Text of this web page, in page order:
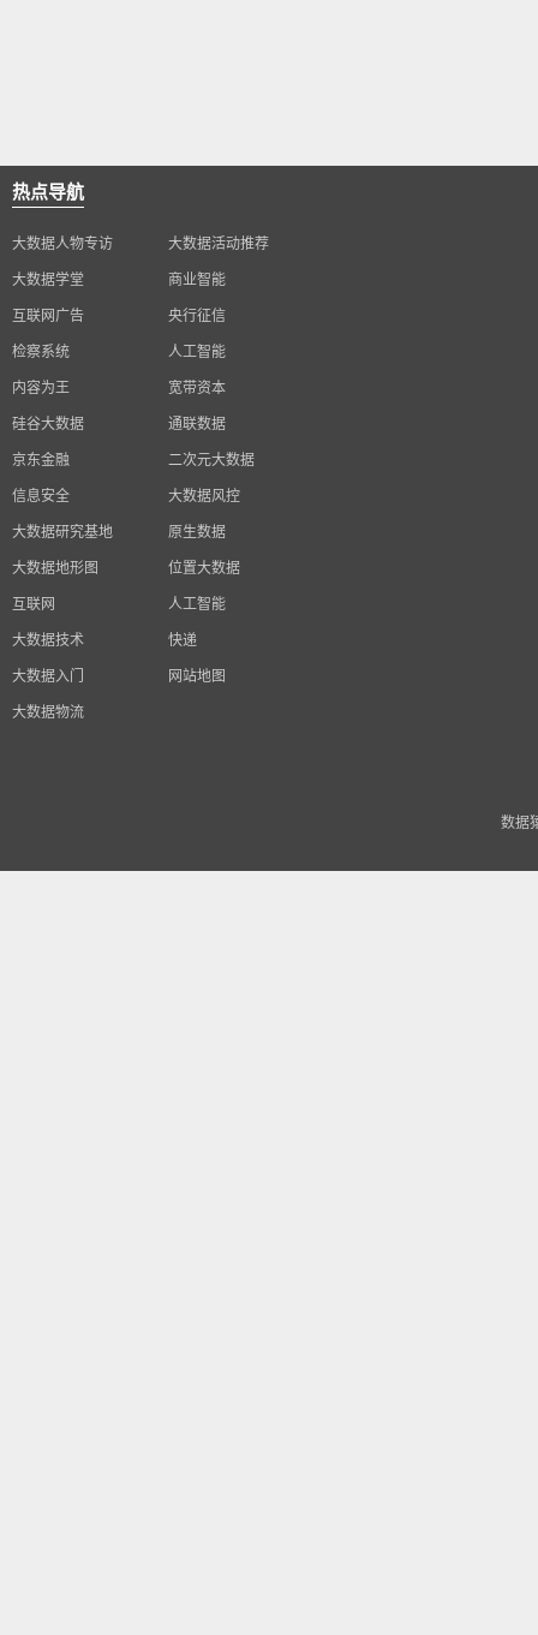
热点导航
大数据人物专访 大数据活动推荐
大数据学堂 商业智能
互联网广告 央行征信
检察系统 人工智能
内容为王 宽带资本
硅谷大数据 通联数据
京东金融 二次元大数据
信息安全 大数据风控
大数据研究基地 原生数据
大数据地形图 位置大数据
互联网 人工智能
大数据技术 快递
大数据入门 网站地图
大数据物流
数据